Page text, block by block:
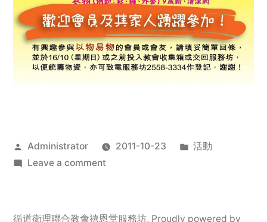
Posted
by
Administrator 2011-10-23
Posted
活動
Leave a commenton
服
循道衛理聯合教會禧恩堂服務坊, Proudly powered by